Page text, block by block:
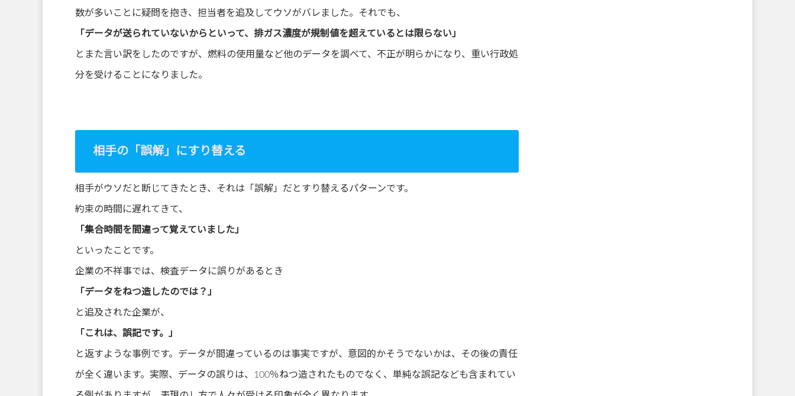
数が多いことに疑問を抱き、担当者を追及してウソがバレました。それでも、
「データが送られていないからといって、排ガス濃度が規制値を超えているとは限らない」
とまた言い訳をしたのですが、燃料の使用量など他のデータを調べて、不正が明らかになり、重い行政処
分を受けることになりました。
相手の「誤解」にすり替える
相手がウソだと断じてきたとき、それは「誤解」だとすり替えるパターンです。
約束の時間に遅れてきて、
「集合時間を間違って覚えていました」
といったことです。
企業の不祥事では、検査データに誤りがあるとき
「データをねつ造したのでは？」
と追及された企業が、
「これは、誤記です。」
と返すような事例です。データが間違っているのは事実ですが、意図的かそうでないかは、その後の責任
が全く違います。実際、データの誤りは、100％ねつ造されたものでなく、単純な誤記なども含まれてい